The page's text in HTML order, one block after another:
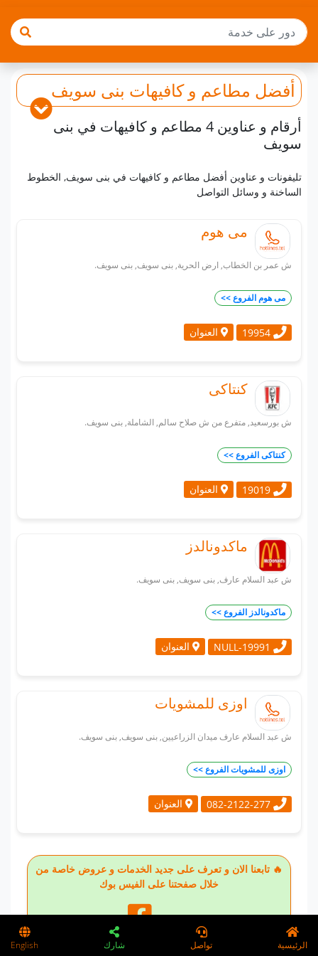
أفضل مطاعم و كافيهات بنى سويف
أرقام و عناوين 4 مطاعم و كافيهات في بنى
سويف
تليفونات و عناوين أفضل مطاعم و كافيهات في بنى سويف, الخطوط
الساخنة و وسائل التواصل
مى هوم
ش عمر بن الخطاب, ارض الحرية, بنى سويف, بنى سويف.
مى هوم الفروع >>
19954 العنوان
كنتاكى
ش بورسعيد, متفرع من ش صلاح سالم, الشاملة, بنى سويف.
كنتاكى الفروع >>
19019 العنوان
ماكدونالدز
ش عبد السلام عارف, بنى سويف, بنى سويف.
ماكدونالدز الفروع >>
العنوان
اوزى للمشويات
ش عبد السلام عارف ميدان الزراعيين, بنى سويف, بنى سويف.
اوزى للمشويات الفروع >>
082-2122-277 العنوان
🔥 تابعنا الان و تعرف على جديد الخدمات و عروض خاصة من
خلال صفحتنا على الفيس بوك
الرئيسية تواصل شارك English